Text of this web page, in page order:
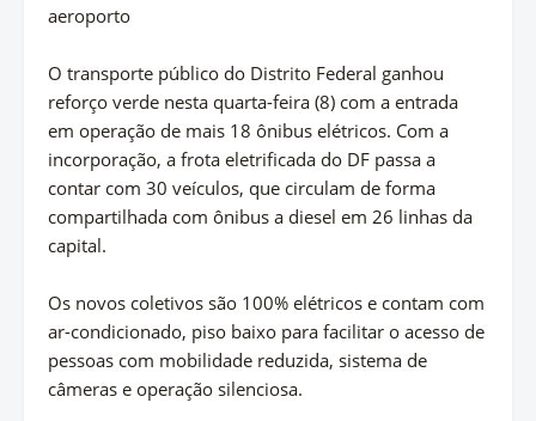
aeroporto
O transporte público do Distrito Federal ganhou
reforço verde nesta quarta-feira (8) com a entrada
em operação de mais 18 ônibus elétricos. Com a
incorporação, a frota eletrificada do DF passa a
contar com 30 veículos, que circulam de forma
compartilhada com ônibus a diesel em 26 linhas da
capital.
Os novos coletivos são 100% elétricos e contam com
ar-condicionado, piso baixo para facilitar o acesso de
pessoas com mobilidade reduzida, sistema de
câmeras e operação silenciosa.